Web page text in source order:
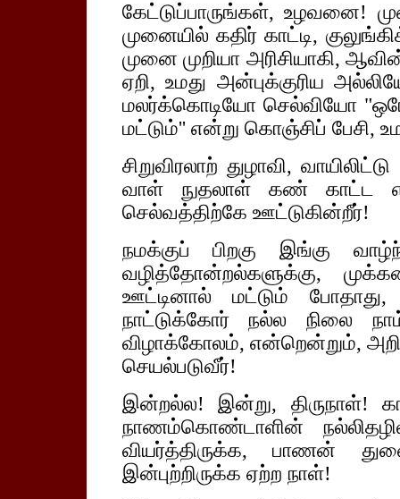
கேட்டுப்பாருங்கள், உழவனை!
முனையில் கதிர் காட்டி,
முனை முறியா அரிசியாகி,
ஏறி, உமது அன்புக்குரிய
மலர்க்கொடியோ செல்வியோ
மட்டும்'' என்று கொஞ்சிப் பேசி,
சிறுவிரலாற் துழாவி,
வாள் நுதலாள் கண் காட்ட
செல்வத்திற்கே ஊட்டுகின்றீர்!
நமக்குப் பிறகு இங்கு
வழித்தோன்றல்களுக்கு,
ஊட்டினால் மட்டும்
நாட்டுக்கோர் நல்ல நிலை
விழாக்கோலம், என்றென்றும்,
செயல்படுவீர்!
இன்றல்ல! இன்று, திருநாள்!
நாணம்கொண்டாளின்
வியர்த்திருக்க, பாணன்
இன்புற்றிருக்க ஏற்ற நாள்!